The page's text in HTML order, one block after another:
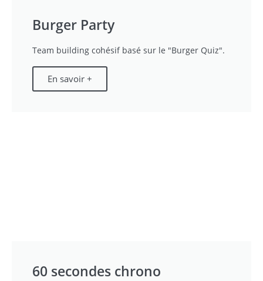
Burger Party
Team building cohésif basé sur le "Burger Quiz".
En savoir +
60 secondes chrono